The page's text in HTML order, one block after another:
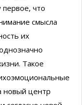
что
смысла
их
Такое
новый центр